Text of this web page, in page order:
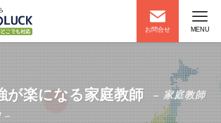
お問合せ MENU
が楽になる家庭教師
– 家庭教師
–